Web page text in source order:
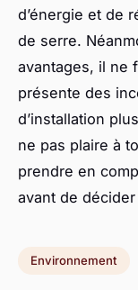
d’énergie et de
de serre.
avantages, il ne
présente des
d’installation
ne pas plaire à
prendre en
avant de
Environnement